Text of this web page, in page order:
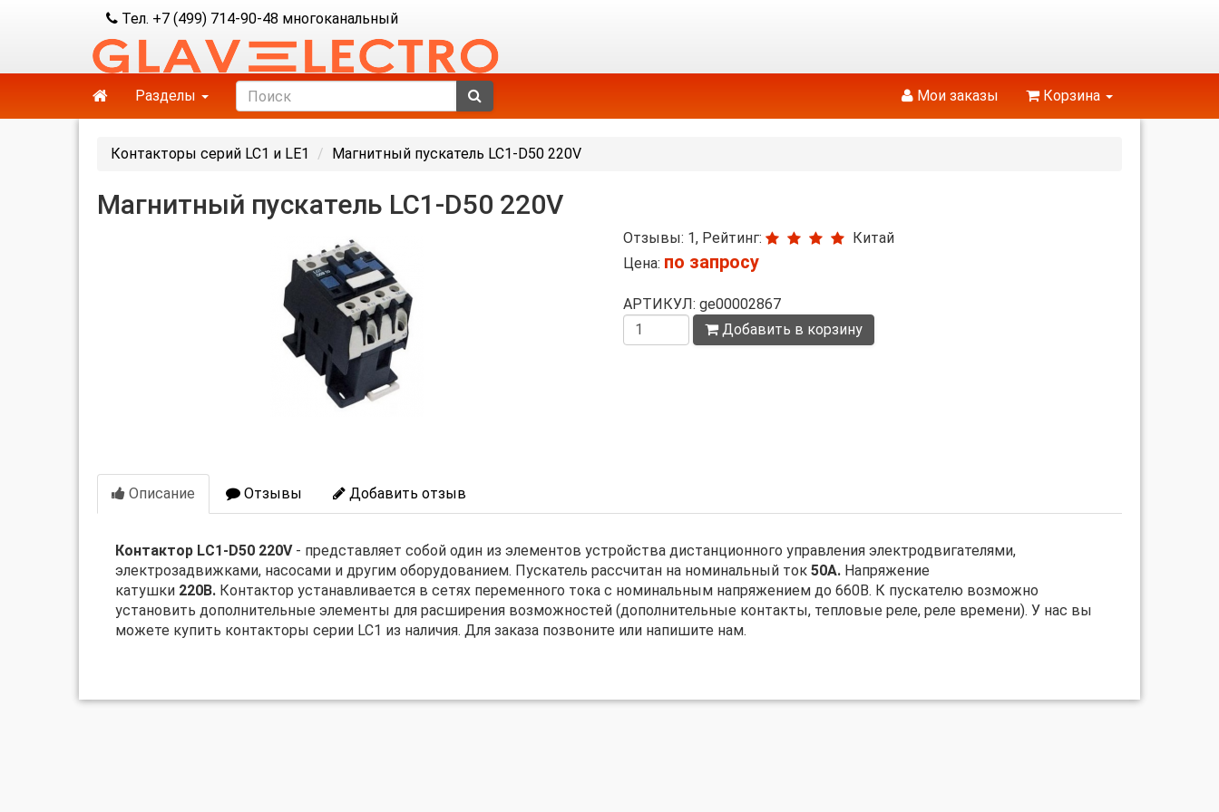
Тел. +7 (499) 714-90-48 многоканальный
Разделы Мои заказы Корзина
Контакторы серий LC1 и LE1 Магнитный пускатель LC1-D50 220V
Магнитный пускатель LC1-D50 220V
Отзывы: 1, Рейтинг:
Китай
Цена: по запросу
АРТИКУЛ: ge00002867
Количество
Добавить в корзину
Описание Отзывы Добавить отзыв
Контактор LC1-D50 220V- представляет собой один из элементов устройства дистанционного управления электродвигателями,
электрозадвижками, насосами и другим оборудованием. Пускатель рассчитан на номинальный ток 50А. Напряжение
катушки 220В. Контактор устанавливается в сетях переменного тока с номинальным напряжением до 660В. К пускателю возможно
установить дополнительные элементы для расширения возможностей (дополнительные контакты, тепловые реле, реле времени). У нас вы
можете купить контакторы серии LC1 из наличия. Для заказа позвоните или напишите нам.